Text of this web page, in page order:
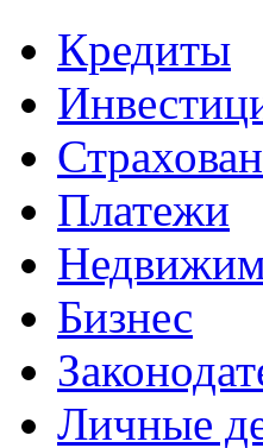
Кредиты
Платежи
Бизнес
Личные